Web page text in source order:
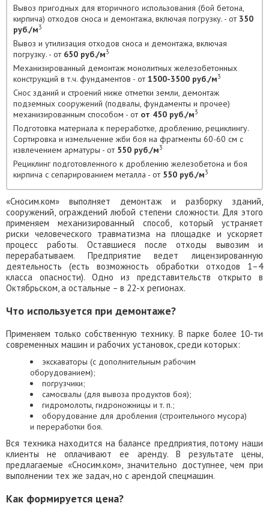
Вывоз пригодных для вторичного использования (бой бетона,
кирпича) отходов сноса и демонтажа, включая погрузку. - от 350
руб./м3
Вывоз и утилизация отходов сноса и демонтажа, включая
погрузку. - от 650 руб./м3
Механизированный демонтаж монолитных железобетонных
конструкций в т.ч. фундаментов - от1500-3500 руб./м3
Снос зданий и строений ниже отметки земли, демонтаж
подземных сооружений (подвалы, фундаменты и прочее)
механизированным способом - от от 450 руб./м3
Подготовка материала к переработке, дроблению, рециклингу.
Сортировка и измельчение жби боя на фрагменты 60-60 см с
извлечением арматуры - от 550 руб./м3
Рециклинг подготовленного к дроблению железобетона и боя
кирпича с сепарированием металла - от 550 руб./м3
«Сносим.ком» выполняет демонтаж и разборку зданий,
сооружений, ограждений любой степени сложности. Для этого
применяем механизированный способ, который устраняет
риски человеческого травматизма на площадке и ускоряет
процесс работы. Оставшиеся после отходы вывозим и
перерабатываем. Предприятие ведет лицензированную
деятельность (есть возможность обработки отходов 1–4
класса опасности). Одно из представительств открыто в
Октябрьском, а остальные – в 22-х регионах.
Что используется при демонтаже?
Применяем только собственную технику. В парке более 10-ти
современных машин и рабочих установок, среди которых:
экскаваторы (с дополнительным рабочим
оборудованием);
погрузчики;
самосвалы (для вывоза продуктов боя);
гидромолоты, гидроножницы и т. п.;
оборудование для дробления (строительного мусора)
и переработки боя.
Вся техника находится на балансе предприятия, потому наши
клиенты не оплачивают ее аренду. В результате цены,
предлагаемые «Сносим.ком», значительно доступнее, чем при
выполнении тех же задач, но с арендой спецмашин.
Как формируется цена?